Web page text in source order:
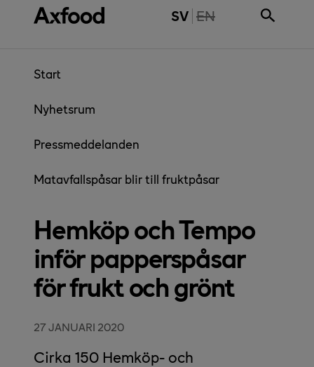
Gå direkt till innehåll SV THE PAGE IS NOT
EN
Start
Nyhetsrum
Pressmeddelanden
Matavfallspåsar blir till fruktpåsar
Hemköp och Tempo
inför papperspåsar
för frukt och grönt
27 JANUARI 2020
Cirka 150 Hemköp- och